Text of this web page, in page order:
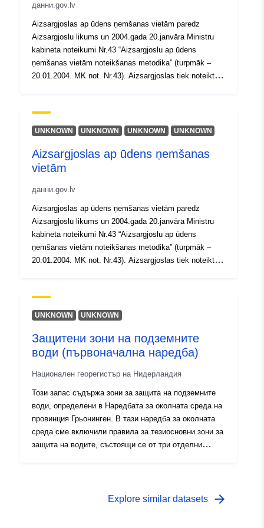
uriRef:
http://data.europa.eu/88u/dataset/
060f-44fe-a3bb-59c3877d2727
данни.gov.lv
Aizsargjoslas ap ūdens ņemšanas vietām paredz
Aizsargjoslu likums un 2004.gada 20.janvāra Ministru
kabineta noteikumi Nr.43 “Aizsargjoslu ap ūdens
ņemšanas vietām noteikšanas metodika” (turpmāk –
20.01.2004. MK not. Nr.43). Aizsargjoslas tiek noteiktas
ūdeņu atradnēm tiek aprēķinātas katrai atradnei
individuāli MKN Nr.43 "Aizsargjoslu ap ūdens ņemšanas
satur individuālās ķīmiskās aizsargjoslas ap visu
atradni, kura sastāv no vienas vai vairākiem urbumiem
2.versija, dati sagatavoti 2024.02.12.
(https://geolatvija.lv/main?geoProductId=179)
UNKNOWN UNKNOWN UNKNOWN UNKNOWN
Aizsargjoslas ap ūdens ņemšanas
vietām
данни.gov.lv
Aizsargjoslas ap ūdens ņemšanas vietām paredz
Aizsargjoslu likums un 2004.gada 20.janvāra Ministru
kabineta noteikumi Nr.43 “Aizsargjoslu ap ūdens
ņemšanas vietām noteikšanas metodika” (turpmāk –
20.01.2004. MK not. Nr.43). Aizsargjoslas tiek noteiktas
ūdeņu atradnēm tiek aprēķinātas katrai atradnei
individuāli MKN Nr.43 "Aizsargjoslu ap ūdens ņemšanas
satur individuālās ķīmiskās aizsargjoslas ap visu
atradni, kura sastāv no vienas vai vairākiem urbumiem
2.versija, sagatavota 12.02.2024
UNKNOWN UNKNOWN
Защитени зони на подземните
води (първоначална наредба)
Национален георегистър на Нидерландия
Този запас съдържа зони за защита на подземните
води, определени в Наредбата за околната среда на
провинция Грьонинген. В тази наредба за околната
среда сме включили правила за тезиосновни зони за
защита на водите, състоящи се от три отделни
влошаване на качеството на почвитеКръгов добив на
Explore similar datasets arrow_forward